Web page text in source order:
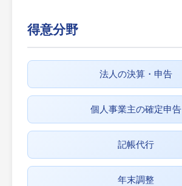
得意分野
法人の決算・申告
個人事業主の確定申告
記帳代行
年末調整